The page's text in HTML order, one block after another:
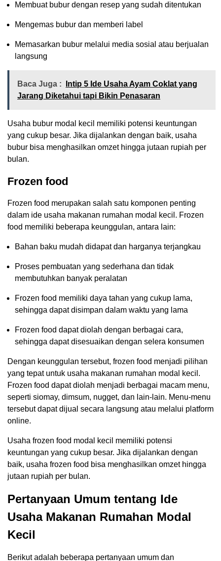
Membuat bubur dengan resep yang sudah ditentukan
Mengemas bubur dan memberi label
Memasarkan bubur melalui media sosial atau berjualan
langsung
Baca Juga :
Intip 5 Ide Usaha Ayam Coklat yang
Jarang Diketahui tapi Bikin Penasaran
Usaha bubur modal kecil memiliki potensi keuntungan
yang cukup besar. Jika dijalankan dengan baik, usaha
bubur bisa menghasilkan omzet hingga jutaan rupiah per
bulan.
Frozen food
Frozen food merupakan salah satu komponen penting
dalam ide usaha makanan rumahan modal kecil. Frozen
food memiliki beberapa keunggulan, antara lain:
Bahan baku mudah didapat dan harganya terjangkau
Proses pembuatan yang sederhana dan tidak
membutuhkan banyak peralatan
Frozen food memiliki daya tahan yang cukup lama,
sehingga dapat disimpan dalam waktu yang lama
Frozen food dapat diolah dengan berbagai cara,
sehingga dapat disesuaikan dengan selera konsumen
Dengan keunggulan tersebut, frozen food menjadi pilihan
yang tepat untuk usaha makanan rumahan modal kecil.
Frozen food dapat diolah menjadi berbagai macam menu,
seperti siomay, dimsum, nugget, dan lain-lain. Menu-menu
tersebut dapat dijual secara langsung atau melalui platform
online.
Usaha frozen food modal kecil memiliki potensi
keuntungan yang cukup besar. Jika dijalankan dengan
baik, usaha frozen food bisa menghasilkan omzet hingga
jutaan rupiah per bulan.
Pertanyaan Umum tentang Ide
Usaha Makanan Rumahan Modal
Kecil
Berikut adalah beberapa pertanyaan umum dan